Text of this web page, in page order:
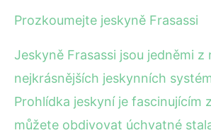
Prozkoumejte jeskyně Frasassi
Jeskyně Frasassi jsou jedněmi z
nejkrásnějších jeskynních
Prohlídka jeskyní je fascinujícím
můžete obdivovat úchvatné